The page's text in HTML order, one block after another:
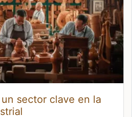
sector clave en la